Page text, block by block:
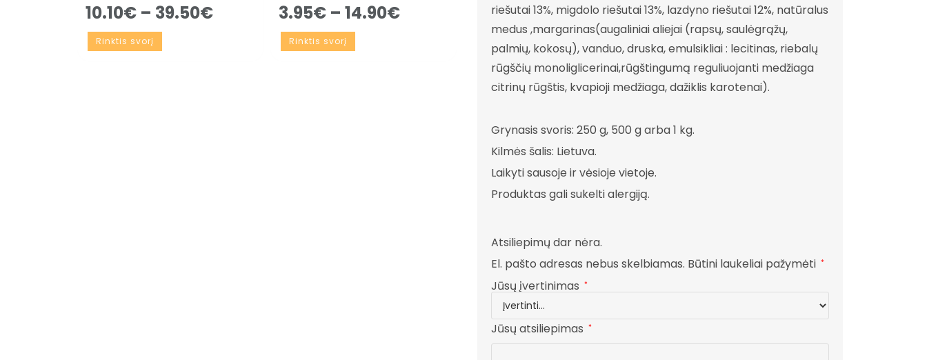
10.10€ – 39.50€
Rinktis svorį
3.95€ – 14.90€
Rinktis svorį
riešutai 13%, migdolo riešutai 13%, lazdyno riešutai 12%, natūralus
medus ,margarinas(augaliniai aliejai (rapsų, saulėgrąžų,
palmių, kokosų), vanduo, druska, emulsikliai : lecitinas, riebalų
rūgščių monoliglicerinai,rūgštingumą reguliuojanti medžiaga
citrinų rūgštis, kvapioji medžiaga, dažiklis karotenai).
Grynasis svoris: 250 g, 500 g arba 1 kg.
Kilmės šalis: Lietuva.
Laikyti sausoje ir vėsioje vietoje.
Produktas gali sukelti alergiją.
Atsiliepimų dar nėra.
El. pašto adresas nebus skelbiamas. Būtini laukeliai pažymėti *
Jūsų įvertinimas *
Jūsų atsiliepimas *